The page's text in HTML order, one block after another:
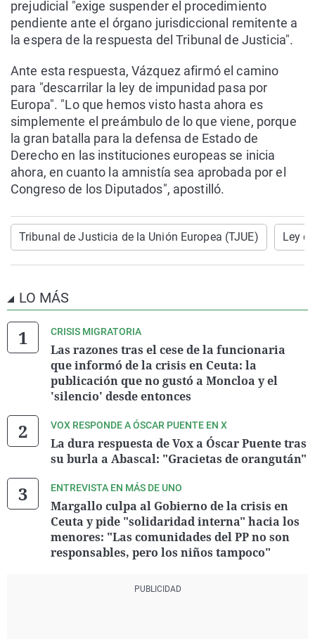
prejudicial "exige suspender el procedimiento
pendiente ante el órgano jurisdiccional remitente a
la espera de la respuesta del Tribunal de Justicia".
Ante esta respuesta, Vázquez afirmó el camino
para "descarrilar la ley de impunidad pasa por
Europa". "Lo que hemos visto hasta ahora es
simplemente el preámbulo de lo que viene, porque
la gran batalla para la defensa de Estado de
Derecho en las instituciones europeas se inicia
ahora, en cuanto la amnistía sea aprobada por el
Congreso de los Diputados", apostilló.
Tribunal de Justicia de la Unión Europea (TJUE) Ley
LO MÁS
CRISIS MIGRATORIA
Las razones tras el cese de la funcionaria
que informó de la crisis en Ceuta: la
publicación que no gustó a Moncloa y el
'silencio' desde entonces
VOX RESPONDE A ÓSCAR PUENTE EN X
La dura respuesta de Vox a Óscar Puente tras
su burla a Abascal: "Gracietas de orangután"
ENTREVISTA EN MÁS DE UNO
Margallo culpa al Gobierno de la crisis en
Ceuta y pide "solidaridad interna" hacia los
menores: "Las comunidades del PP no son
responsables, pero los niños tampoco"